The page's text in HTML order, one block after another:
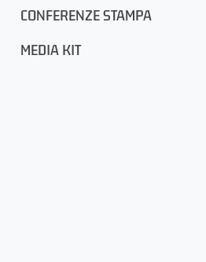
CONFERENZE STAMPA
MEDIA KIT